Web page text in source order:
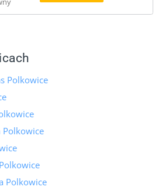
Polkowice
Polkowice